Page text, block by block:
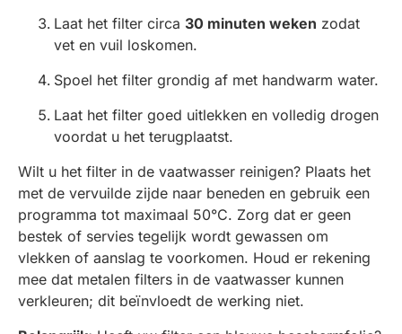
Laat het filter circa 30 minuten weken zodat
vet en vuil loskomen.
Spoel het filter grondig af met handwarm water.
Laat het filter goed uitlekken en volledig drogen
voordat u het terugplaatst.
Wilt u het filter in de vaatwasser reinigen? Plaats het
met de vervuilde zijde naar beneden en gebruik een
programma tot maximaal 50°C. Zorg dat er geen
bestek of servies tegelijk wordt gewassen om
vlekken of aanslag te voorkomen. Houd er rekening
mee dat metalen filters in de vaatwasser kunnen
verkleuren; dit beïnvloedt de werking niet.